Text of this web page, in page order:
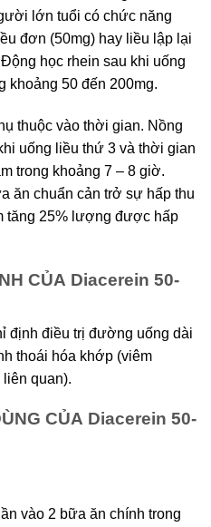
lớn tuổi có chức năng
đơn (50mg) hay liều lập lại
học rhein sau khi uống
khoảng 50 đến 200mg.
thuộc vào thời gian. Nồng
uống liều thứ 3 và thời gian
trong khoảng 7 – 8 giờ.
ăn chuẩn cản trở sự hấp thu
tăng 25% lượng được hấp
CỦA Diacerein 50-
định điều trị đường uống dài
thoái hóa khớp (viêm
quan).
CỦA Diacerein 50-
vào 2 bữa ăn chính trong